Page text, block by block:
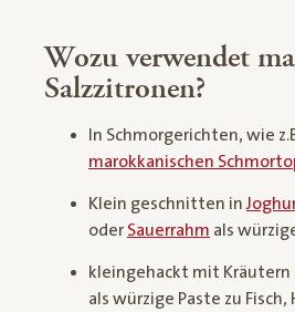
Wozu verwendet
Salzzitronen?
In Schmorgerichten, wie
marokkanischen
Klein geschnitten in
oder Sauerrahm als
kleingehackt mit
als würzige Paste zu Fisch,